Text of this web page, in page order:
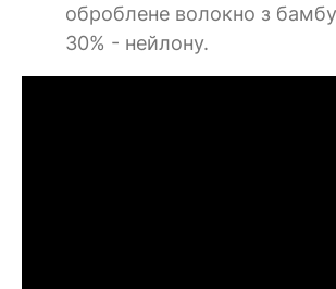
оброблене волокно з
30% - нейлону.